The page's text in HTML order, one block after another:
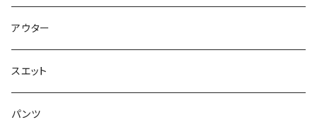
ソックス
アンダーウェア
アクセサリー
7.9インチ
8インチ
8.1インチ
アウター
スエット
パンツ